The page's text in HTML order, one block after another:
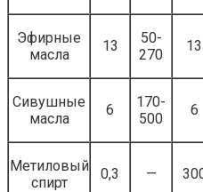
Эфирные
масла
13
50-
270
13
Сивушные
масла
6
170-
500
6
Метиловый
спирт
0,3 —